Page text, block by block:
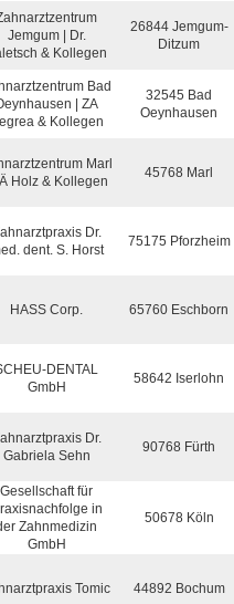
Jemgum | Dr.
& Kollegen
26844 Jemgum-
Ditzum
Bad
| ZA
& Kollegen
32545 Bad
Oeynhausen
Marl
Holz & Kollegen
45768 Marl
Dr.
dent. S. Horst
75175 Pforzheim
HASS Corp. 65760 Eschborn
DENTAL
GmbH
58642 Iserlohn
Dr.
Gabriela Sehn
90768 Fürth
Gesellschaft für
in
Zahnmedizin
GmbH
50678 Köln
Tomic 44892 Bochum